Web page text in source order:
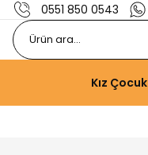
0551 850 0543
Kız Çocuk